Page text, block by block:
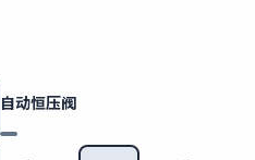
自动恒压阀